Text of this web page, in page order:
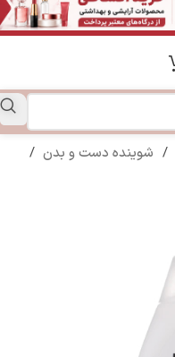
/ شوینده دست و بدن /